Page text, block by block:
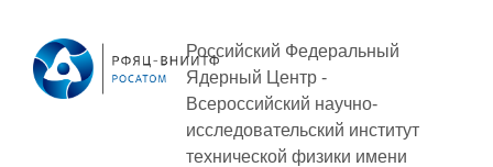
Охрана окружающей среды
Программы по оздоровлению
Обеспечение жильем
Российский Федеральный
Ядерный Центр -
Всероссийский научно-
исследовательский институт
технической физики имени